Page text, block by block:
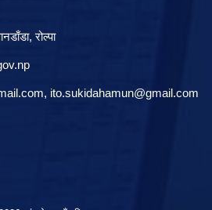
रो‍‍ल्पा
, ito.sukidahamun@gmail.com